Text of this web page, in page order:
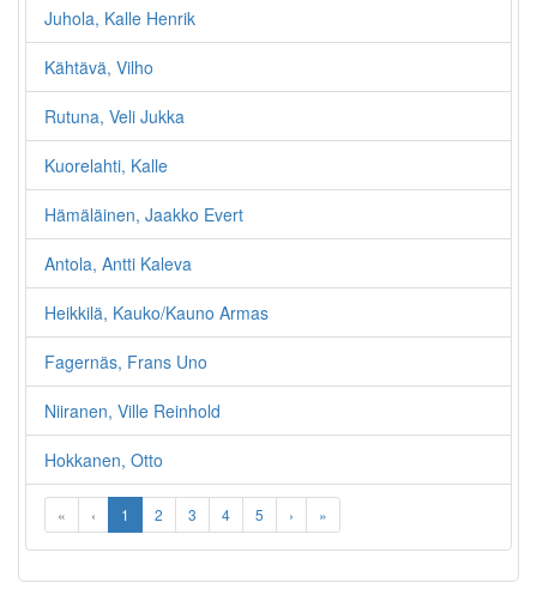
Juhola, Kalle Henrik
Kähtävä, Vilho
Rutuna, Veli Jukka
Kuorelahti, Kalle
Hämäläinen, Jaakko Evert
Antola, Antti Kaleva
Heikkilä, Kauko/Kauno Armas
Fagernäs, Frans Uno
Niiranen, Ville Reinhold
Hokkanen, Otto
« ‹ 1 2 3 4 5 › »